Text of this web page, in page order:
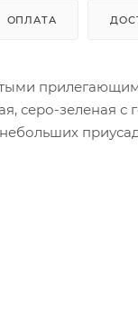
ОПЛАТА
серо-зеленая с